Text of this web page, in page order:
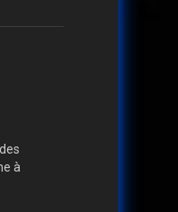
à